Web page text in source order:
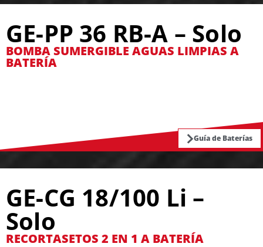
GE-PP 36 RB-A – Solo
BOMBA SUMERGIBLE AGUAS LIMPIAS A
BATERÍA
Guía de Baterías
GE-CG 18/100 Li –
Solo
RECORTASETOS 2 EN 1 A BATERÍA